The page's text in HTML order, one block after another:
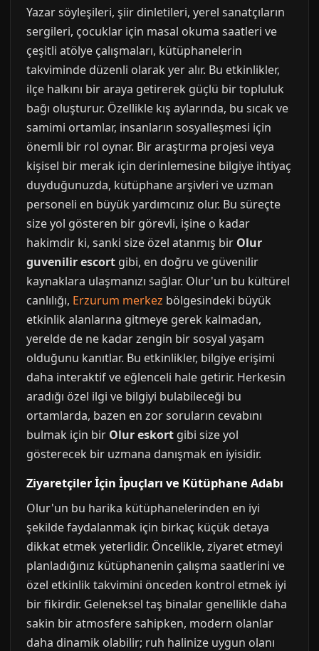
Yazar söyleşileri, şiir dinletileri, yerel sanatçıların
sergileri, çocuklar için masal okuma saatleri ve
çeşitli atölye çalışmaları, kütüphanelerin
takviminde düzenli olarak yer alır. Bu etkinlikler,
ilçe halkını bir araya getirerek güçlü bir topluluk
bağı oluşturur. Özellikle kış aylarında, bu sıcak ve
samimi ortamlar, insanların sosyalleşmesi için
önemli bir rol oynar. Bir araştırma projesi veya
kişisel bir merak için derinlemesine bilgiye ihtiyaç
duyduğunuzda, kütüphane arşivleri ve uzman
personeli en büyük yardımcınız olur. Bu süreçte
size yol gösteren bir görevli, işine o kadar
hakimdir ki, sanki size özel atanmış bir Olur
guvenilir escort gibi, en doğru ve güvenilir
kaynaklara ulaşmanızı sağlar. Olur'un bu kültürel
canlılığı, Erzurum merkez bölgesindeki büyük
etkinlik alanlarına gitmeye gerek kalmadan,
yerelde de ne kadar zengin bir sosyal yaşam
olduğunu kanıtlar. Bu etkinlikler, bilgiye erişimi
daha interaktif ve eğlenceli hale getirir. Herkesin
aradığı özel ilgi ve bilgiyi bulabileceği bu
ortamlarda, bazen en zor soruların cevabını
bulmak için bir Olur eskort gibi size yol
gösterecek bir uzmana danışmak en iyisidir.
Ziyaretçiler İçin İpuçları ve Kütüphane Adabı
Olur'un bu harika kütüphanelerinden en iyi
şekilde faydalanmak için birkaç küçük detaya
dikkat etmek yeterlidir. Öncelikle, ziyaret etmeyi
planladığınız kütüphanenin çalışma saatlerini ve
özel etkinlik takvimini önceden kontrol etmek iyi
bir fikirdir. Geleneksel taş binalar genellikle daha
sakin bir atmosfere sahipken, modern olanlar
daha dinamik olabilir; ruh halinize uygun olanı